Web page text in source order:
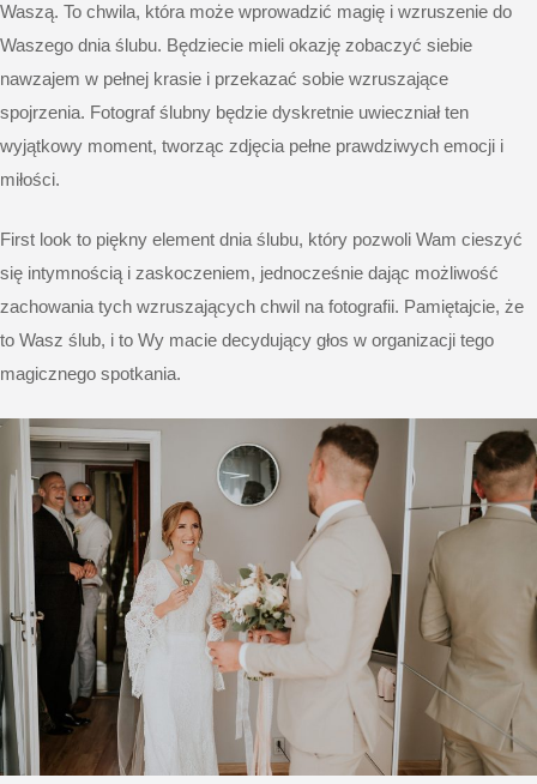
Waszą. To chwila, która może wprowadzić magię i wzruszenie do
Waszego dnia ślubu. Będziecie mieli okazję zobaczyć siebie
nawzajem w pełnej krasie i przekazać sobie wzruszające
spojrzenia. Fotograf ślubny będzie dyskretnie uwieczniał ten
wyjątkowy moment, tworząc zdjęcia pełne prawdziwych emocji i
miłości.
First look to piękny element dnia ślubu, który pozwoli Wam cieszyć
się intymnością i zaskoczeniem, jednocześnie dając możliwość
zachowania tych wzruszających chwil na fotografii. Pamiętajcie, że
to Wasz ślub, i to Wy macie decydujący głos w organizacji tego
magicznego spotkania.